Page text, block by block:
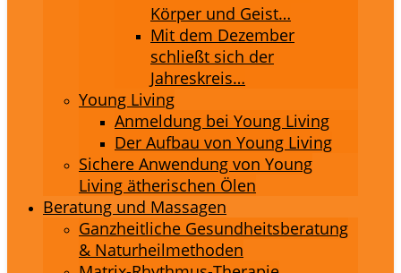
Körper und Geist…
Mit dem Dezember
schließt sich der
Jahreskreis…
Young Living
Anmeldung bei Young Living
Der Aufbau von Young Living
Sichere Anwendung von Young
Living ätherischen Ölen
Beratung und Massagen
Ganzheitliche Gesundheitsberatung
& Naturheilmethoden